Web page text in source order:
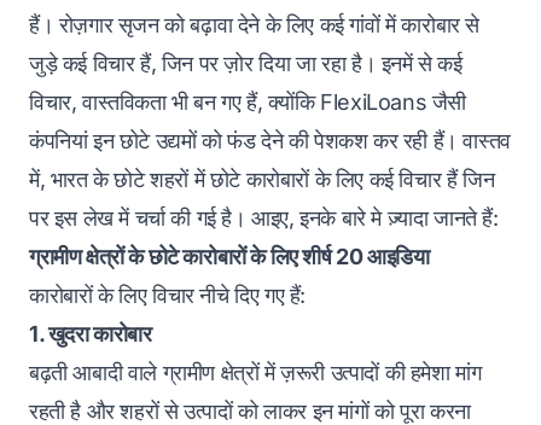
हैं। रोज़गार सृजन को बढ़ावा देने के लिए कई गांवों में कारोबार से
जुड़े कई विचार हैं, जिन पर ज़ोर दिया जा रहा है। इनमें से कई
विचार, वास्तविकता भी बन गए हैं, क्योंकि FlexiLoans जैसी
कंपनियां इन छोटे उद्यमों को फंड देने की पेशकश कर रही हैं। वास्तव
में, भारत के छोटे शहरों में छोटे कारोबारों के लिए कई विचार हैं जिन
पर इस लेख में चर्चा की गई है। आइए, इनके बारे मे ज़्यादा जानते हैं:
ग्रामीण क्षेत्रों के छोटे कारोबारों के लिए शीर्ष 20 आइडिया
कारोबारों के लिए विचार नीचे दिए गए हैं:
1. खुदरा कारोबार
बढ़ती आबादी वाले ग्रामीण क्षेत्रों में ज़रूरी उत्पादों की हमेशा मांग
रहती है और शहरों से उत्पादों को लाकर इन मांगों को पूरा करना